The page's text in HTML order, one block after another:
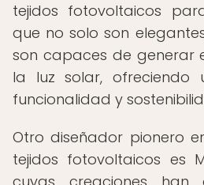
tejidos fotovoltaicos
que no solo son
son capaces de generar
la luz solar, ofreciendo
funcionalidad y
Otro diseñador pionero
tejidos fotovoltaicos es